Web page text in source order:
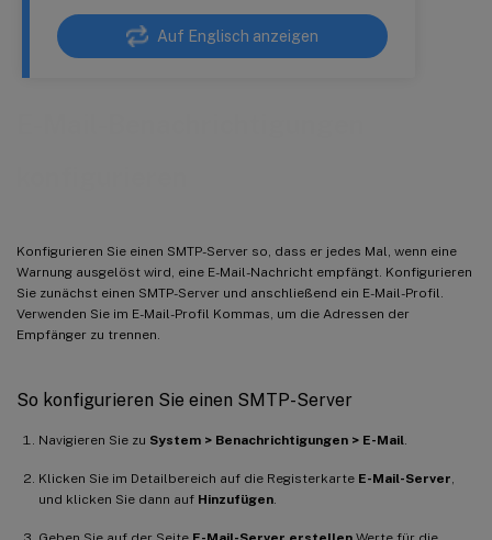
Auf Englisch anzeigen
Konfigurieren Sie einen SMTP-Server so, dass er jedes Mal, wenn eine
Warnung ausgelöst wird, eine E-Mail-Nachricht empfängt. Konfigurieren
Sie zunächst einen SMTP-Server und anschließend ein E-Mail-Profil.
Verwenden Sie im E-Mail-Profil Kommas, um die Adressen der
Empfänger zu trennen.
So konfigurieren Sie einen SMTP-Server
Navigieren Sie zu System > Benachrichtigungen > E-Mail
Klicken Sie im Detailbereich auf die Registerkarte E-Mail-Server
und klicken Sie dann auf Hinzufügen